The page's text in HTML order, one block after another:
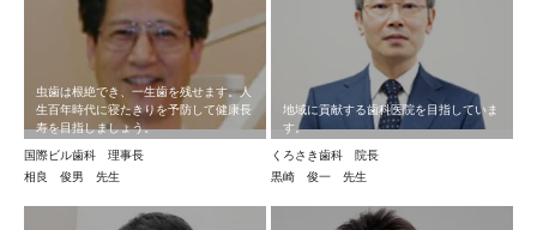
虫歯は根絶でき、一生歯を残せます。人
生百年時代に寝たきりを予防して健康長
寿を目指しましょう。
国際ビル歯科 理事長
相良 俊男 先生
地域に貢献する歯科医院を目指していま
す。
くろさき歯科 院長
黒崎 俊一 先生